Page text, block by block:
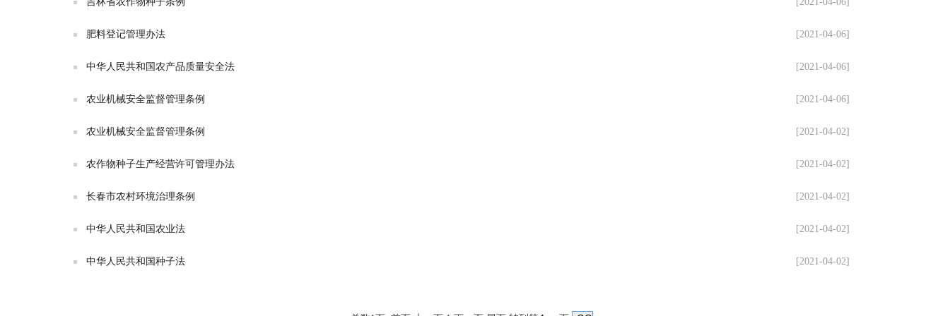
[2021-04-06]
肥料登记管理办法
[2021-04-06]
中华人民共和国农产品质量安全法
[2021-04-06]
农业机械安全监督管理条例
[2021-04-02]
农业机械安全监督管理条例
[2021-04-02]
农作物种子生产经营许可管理办法
[2021-04-02]
长春市农村环境治理条例
[2021-04-02]
中华人民共和国农业法
[2021-04-02]
中华人民共和国种子法